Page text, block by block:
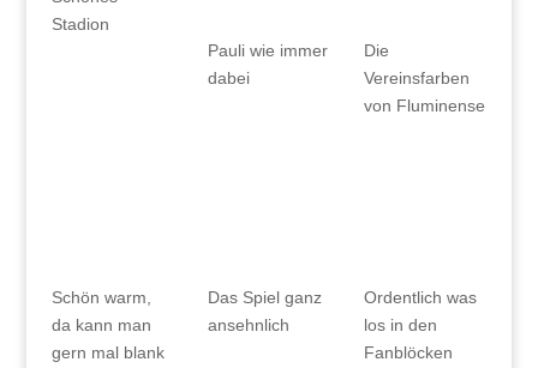
Stadion
Pauli wie immer
dabei
Die
Vereinsfarben
von Fluminense
Schön warm,
da kann man
gern mal blank
Das Spiel ganz
ansehnlich
Ordentlich was
los in den
Fanblöcken